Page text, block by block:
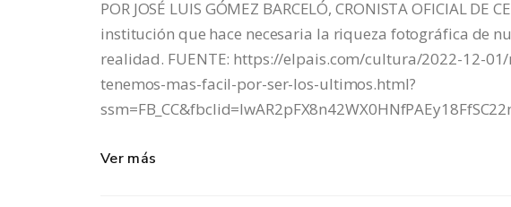
POR JOSÉ LUIS GÓMEZ BARCELÓ, CRONISTA OFICIAL
institución que hace necesaria la riqueza fotográfica de
realidad. FUENTE: https://elpais.com/cultura/2022-12-
tenemos-mas-facil-por-ser-los-ultimos.html?
Ver más